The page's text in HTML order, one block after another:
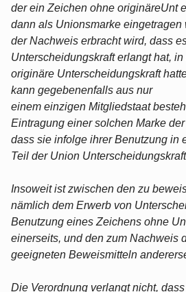
der ein Zeichen ohne originäreUnt
dann als Unionsmarke eingetragen
der Nachweis erbracht wird, dass
Unterscheidungskraft erlangt hat,
originäre Unterscheidungskraft
kann gegebenenfalls aus nur
einem einzigen Mitgliedstaat
Eintragung einer solchen Marke
dass sie infolge ihrer Benutzung in
Teil der Union
Insoweit ist zwischen den zu
nämlich dem Erwerb von
Benutzung eines Zeichens ohne
einerseits, und den zum Nachweis
geeigneten Beweismitteln
Die Verordnung verlangt nicht,